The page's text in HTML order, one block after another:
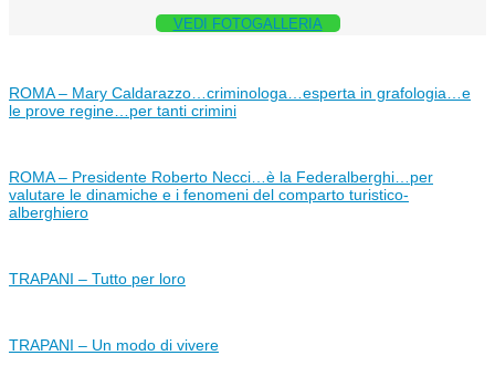
VEDI FOTOGALLERIA
ROMA – Mary Caldarazzo…criminologa…esperta in grafologia…e
le prove regine…per tanti crimini
ROMA – Presidente Roberto Necci…è la Federalberghi…per
valutare le dinamiche e i fenomeni del comparto turistico-
alberghiero
TRAPANI – Tutto per loro
TRAPANI – Un modo di vivere